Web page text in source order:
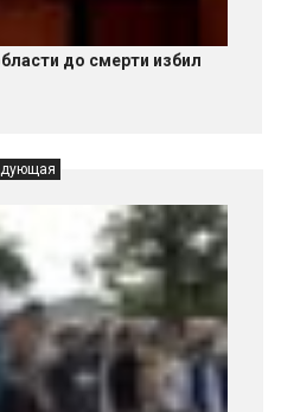
до смерти избил